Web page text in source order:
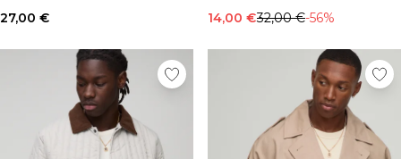
Occasion:
27,00 € 14,00 €32,00 €-56%